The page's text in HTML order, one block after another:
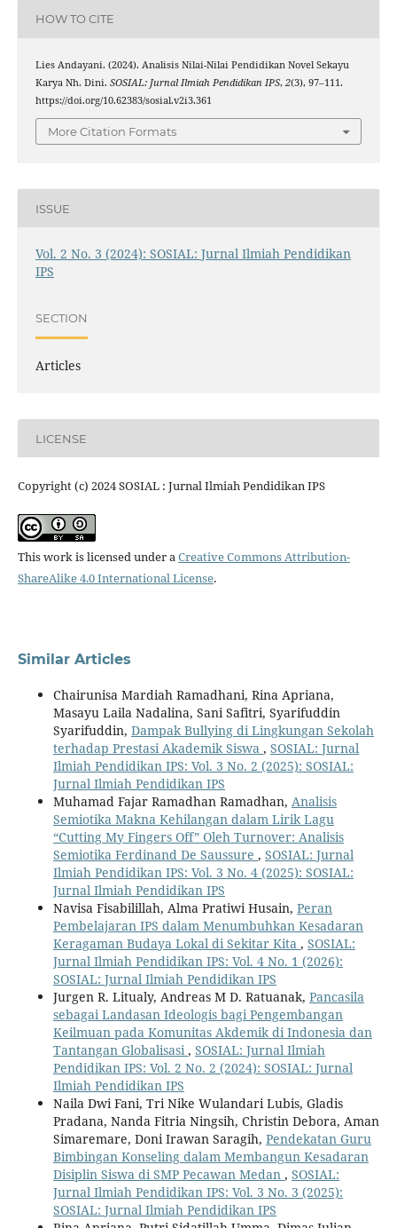
HOW TO CITE
Lies Andayani. (2024). Analisis Nilai-Nilai Pendidikan Novel Sekayu
Karya Nh. Dini. SOSIAL: Jurnal Ilmiah Pendidikan IPS, 2(3), 97–111.
https://doi.org/10.62383/sosial.v2i3.361
More Citation Formats
ISSUE
Vol. 2 No. 3 (2024): SOSIAL: Jurnal Ilmiah Pendidikan
IPS
SECTION
Articles
LICENSE
Copyright (c) 2024 SOSIAL : Jurnal Ilmiah Pendidikan IPS
This work is licensed under aCreative Commons Attribution-
ShareAlike 4.0 International License.
Similar Articles
Chairunisa Mardiah Ramadhani, Rina Apriana,
Masayu Laila Nadalina, Sani Safitri, Syarifuddin
Syarifuddin, Dampak Bullying di Lingkungan Sekolah
terhadap Prestasi Akademik Siswa , SOSIAL: Jurnal
Ilmiah Pendidikan IPS: Vol. 3 No. 2 (2025): SOSIAL:
Jurnal Ilmiah Pendidikan IPS
Muhamad Fajar Ramadhan Ramadhan, Analisis
Semiotika Makna Kehilangan dalam Lirik Lagu
“Cutting My Fingers Off” Oleh Turnover: Analisis
Semiotika Ferdinand De Saussure , SOSIAL: Jurnal
Ilmiah Pendidikan IPS: Vol. 3 No. 4 (2025): SOSIAL:
Jurnal Ilmiah Pendidikan IPS
Navisa Fisabilillah, Alma Pratiwi Husain, Peran
Pembelajaran IPS dalam Menumbuhkan Kesadaran
Keragaman Budaya Lokal di Sekitar Kita , SOSIAL:
Jurnal Ilmiah Pendidikan IPS: Vol. 4 No. 1 (2026):
SOSIAL: Jurnal Ilmiah Pendidikan IPS
Jurgen R. Litualy, Andreas M D. Ratuanak, Pancasila
sebagai Landasan Ideologis bagi Pengembangan
Keilmuan pada Komunitas Akdemik di Indonesia dan
Tantangan Globalisasi, SOSIAL: Jurnal Ilmiah
Pendidikan IPS: Vol. 2 No. 2 (2024): SOSIAL: Jurnal
Ilmiah Pendidikan IPS
Naila Dwi Fani, Tri Nike Wulandari Lubis, Gladis
Pradana, Nanda Fitria Ningsih, Christin Debora, Aman
Simaremare, Doni Irawan Saragih, Pendekatan Guru
Bimbingan Konseling dalam Membangun Kesadaran
Disiplin Siswa di SMP Pecawan Medan , SOSIAL:
Jurnal Ilmiah Pendidikan IPS: Vol. 3 No. 3 (2025):
SOSIAL: Jurnal Ilmiah Pendidikan IPS